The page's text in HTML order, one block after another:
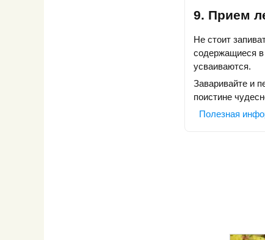
9. Прием
Не стоит
содержащиеся в
усваиваются.
Заваривайте и
поистине
Полезная